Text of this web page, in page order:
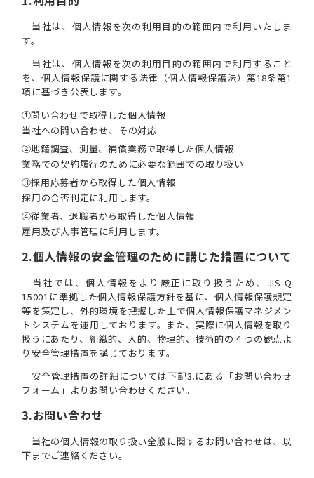
当社は、個人情報を次の利用目的の範囲内で利用いたしま
す。
当社は、個人情報を次の利用目的の範囲内で利用すること
を、個人情報保護に関する法律（個人情報保護法）第18条第1
項に基づき公表します。
問い合わせで取得した個人情報
当社への問い合わせ、その対応
地籍調査、測量、補償業務で取得した個人情報
業務での契約履行のために必要な範囲での取り扱い
採用応募者から取得した個人情報
採用の合否判定に利用します。
従業者、退職者から取得した個人情報
雇用及び人事管理に利用します。
2.個人情報の安全管理のために講じた措置について
当社では、個人情報をより厳正に取り扱うため、JIS Q
15001に準拠した個人情報保護方針を基に、個人情報保護規定
等を策定し、外的環境を把握した上で個人情報保護マネジメン
トシステムを運用しております。また、実際に個人情報を取り
扱うにあたり、組織的、人的、物理的、技術的の４つの観点よ
り安全管理措置を講じております。
安全管理措置の詳細については下記3.にある「お問い合わせ
フォーム」よりお問い合わせください。
3.お問い合わせ
当社の個人情報の取り扱い全般に関するお問い合わせは、以
下までご連絡ください。